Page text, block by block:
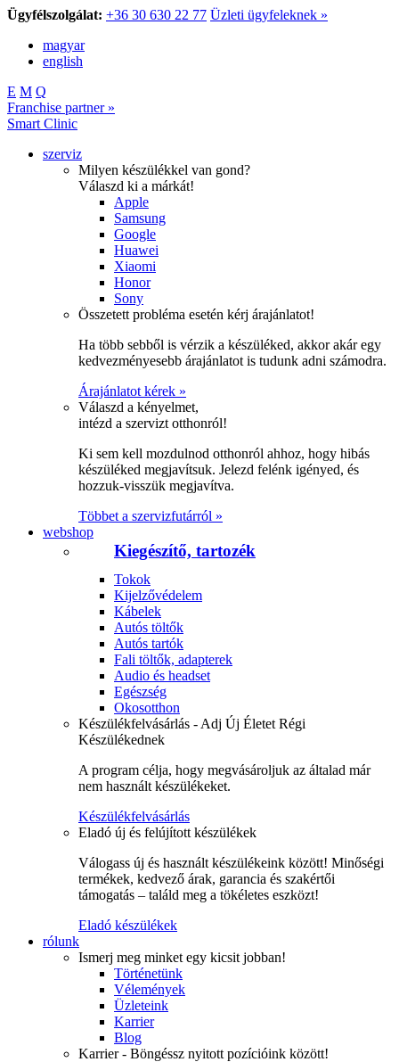
Ügyfélszolgálat: +36 30 630 22 77 Üzleti ügyfeleknek »
magyar
english
E M Q
Franchise partner »
Smart Clinic
szerviz
Milyen készülékkel van gond?
Válaszd ki a márkát!
Apple
Samsung
Google
Huawei
Xiaomi
Honor
Sony
Összetett probléma esetén kérj árajánlatot!
Ha több sebből is vérzik a készüléked, akkor akár egy
kedvezményesebb árajánlatot is tudunk adni számodra.
Árajánlatot kérek »
Válaszd a kényelmet,
intézd a szervizt otthonról!
Ki sem kell mozdulnod otthonról ahhoz, hogy hibás
készüléked megjavítsuk. Jelezd felénk igényed, és
hozzuk-visszük megjavítva.
Többet a szervizfutárról »
webshop
Kiegészítő, tartozék
Tokok
Kijelzővédelem
Kábelek
Autós töltők
Autós tartók
Fali töltők, adapterek
Audio és headset
Egészség
Okosotthon
Készülékfelvásárlás - Adj Új Életet Régi
Készülékednek
A program célja, hogy megvásároljuk az általad már
nem használt készülékeket.
Készülékfelvásárlás
Eladó új és felújított készülékek
Válogass új és használt készülékeink között! Minőségi
termékek, kedvező árak, garancia és szakértői
támogatás – találd meg a tökéletes eszközt!
Eladó készülékek
rólunk
Ismerj meg minket egy kicsit jobban!
Történetünk
Vélemények
Üzleteink
Karrier
Blog
Karrier - Böngéssz nyitott pozícióink között!